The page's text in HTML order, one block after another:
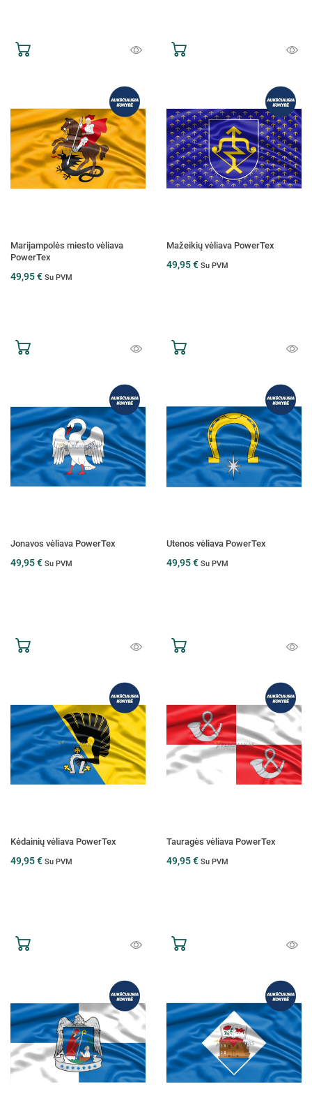
Marijampolės miesto vėliava
PowerTex
49,95 € Su PVM
Mažeikių vėliava PowerTex
49,95 € Su PVM
Jonavos vėliava PowerTex
49,95 € Su PVM
Utenos vėliava PowerTex
49,95 € Su PVM
Kėdainių vėliava PowerTex
49,95 € Su PVM
Tauragės vėliava PowerTex
49,95 € Su PVM